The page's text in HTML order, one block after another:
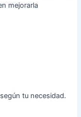
mejorarla
tu necesidad.